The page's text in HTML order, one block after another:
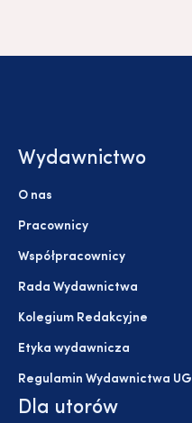
Wydawnictwo
O nas
Pracownicy
Współpracownicy
Rada Wydawnictwa
Kolegium Redakcyjne
Etyka wydawnicza
Regulamin Wydawnictwa UG
Dla utorów